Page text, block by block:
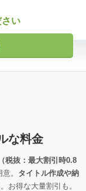
い
な料金
税抜：最大割引時0.8
。 タイトル作成や納
お得な大量割引も。